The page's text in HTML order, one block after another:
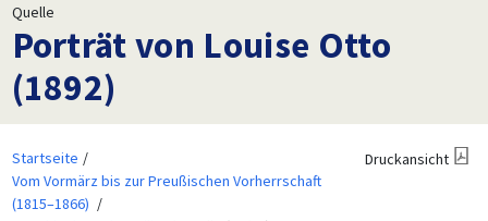
Quelle
Porträt von Louise Otto
(1892)
Startseite
Vom Vormärz bis zur Preußischen Vorherrschaft
(1815–1866)
Druckansicht